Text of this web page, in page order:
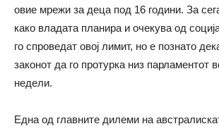
овие мрежи за деца под 16 години. За
како владата планира и очекува од
го спроведат овој лимит, но е познато
законот да го протурка низ парламентот
недели.
Една од главните дилеми на